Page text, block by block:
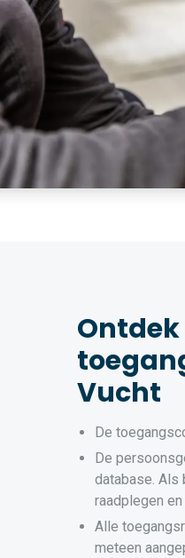
Vucht
De
De
database. Als
raadplegen
Alle
meteen